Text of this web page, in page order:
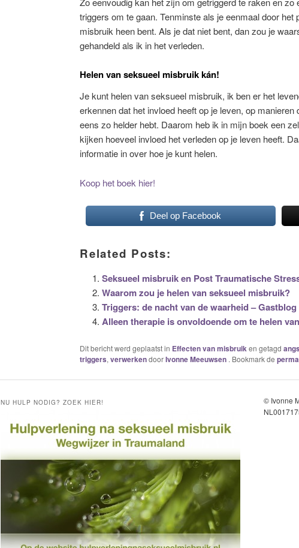
triggers om te gaan. Tenminste als je eenmaal door
misbruik heen bent. Als je dat niet bent, dan zou je
gehandeld als ik in het verleden.
Helen van seksueel misbruik kán!
Je kunt helen van seksueel misbruik, ik ben er het
erkennen dat het invloed heeft op je leven, op
eens zo helder hebt. Daarom heb ik in mijn boek een
kijken hoeveel invloed het verleden op je leven heeft.
informatie in over hoe je kunt helen.
Koop het boek hier!
Deel op Facebook
Related Posts:
Seksueel misbruik en Post Traumatische
Waarom zou je helen van seksueel misbruik?
Triggers: de nacht van de waarheid –
Alleen therapie is onvoldoende om te helen
Dit bericht werd geplaatst in Effecten van misbruiken getagd
triggers, verwerkendoorIvonne Meeuwsen . Bookmark de
NU HULP NODIG? ZOEK HIER!
© Ivonne